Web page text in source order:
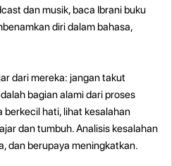
dan musik, baca Ibrani buku
diri dalam bahasa,
dari mereka: jangan takut
bagian alami dari proses
berkecil hati, lihat kesalahan
dan tumbuh. Analisis kesalahan
dan berupaya meningkatkan.